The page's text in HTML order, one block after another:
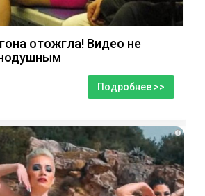
отожгла! Видео не
Подробнее >>
i